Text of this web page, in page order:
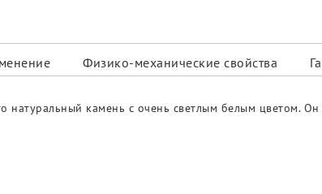
Физико-механические свойства
натуральный камень с очень светлым белым цветом.